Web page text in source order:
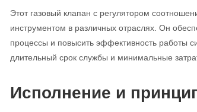
Этот газовый клапан с регулятором
инструментом в различных отраслях. Он
процессы и повысить эффективность работы
длительный срок службы и минимальные
Исполнение и